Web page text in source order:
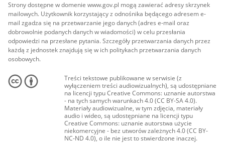
Strony dostępne w domenie www.gov.pl mogą zawierać adresy skrzynek
mailowych. Użytkownik korzystający z odnośnika będącego adresem e-
mail zgadza się na przetwarzanie jego danych (adres e-mail oraz
dobrowolnie podanych danych w wiadomości) w celu przesłania
odpowiedzi na przesłane pytania. Szczegóły przetwarzania danych przez
każdą z jednostek znajdują się w ich politykach przetwarzania danych
osobowych.
Treści tekstowe publikowane w serwisie (z
wyłączeniem treści audiowizualnych), są udostępniane
na licencji typu Creative Commons: uznanie autorstwa
- na tych samych warunkach 4.0 (CC BY-SA 4.0).
Materiały audiowizualne, w tym zdjęcia, materiały
audio i wideo, są udostępniane na licencji typu
Creative Commons: uznanie autorstwa użycie
niekomercyjne - bez utworów zależnych 4.0 (CC BY-
NC-ND 4.0), o ile nie jest to stwierdzone inaczej.